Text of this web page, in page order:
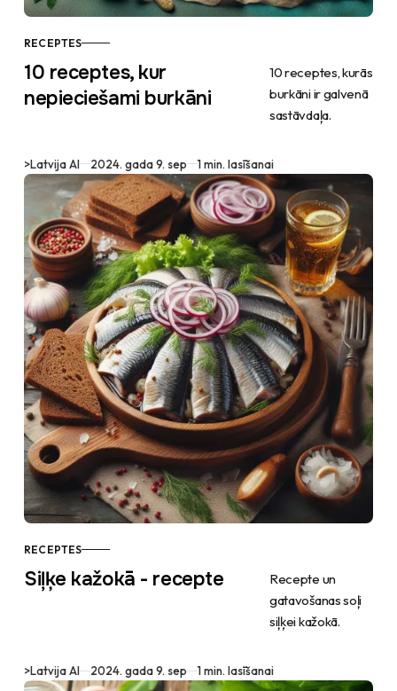
RECEPTES
10 receptes, kur
nepieciešami burkāni
10 receptes, kurās
burkāni ir galvenā
sastāvdaļa.
>Latvija AI 2024. gada 9. sep 1 min. lasīšanai
RECEPTES
Siļķe kažokā - recepte
Recepte un
gatavošanas soļi
siļķei kažokā.
>Latvija AI 2024. gada 9. sep 1 min. lasīšanai